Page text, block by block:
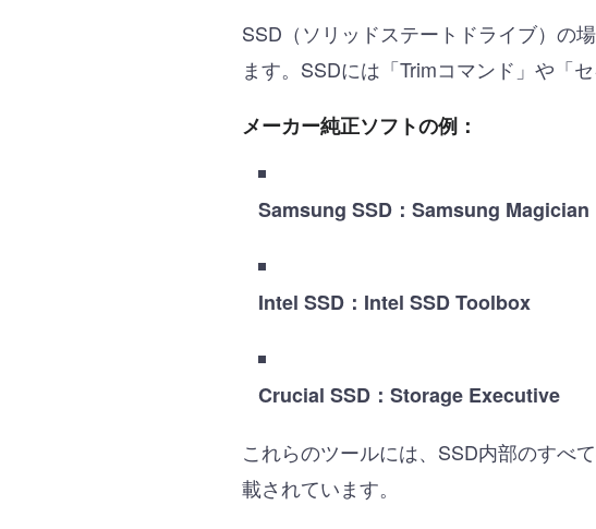
SSD（ソリッドステートドライブ）の場
ます。SSDには「Trimコマンド」や「
メーカー純正ソフトの例：
Samsung SSD：Samsung Magician
Intel SSD：Intel SSD Toolbox
Crucial SSD：Storage Executive
これらのツールには、SSD内部のすべ
載されています。